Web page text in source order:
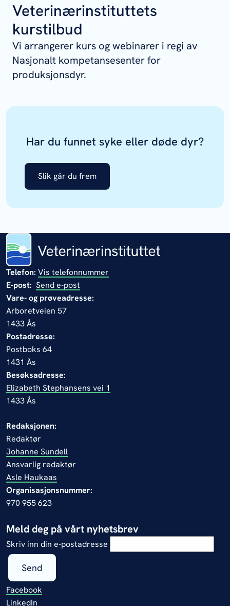
Veterinærinstituttets
kurstilbud
Vi arrangerer kurs og webinarer i regi av
Nasjonalt kompetansesenter for
produksjonsdyr.
Har du funnet syke eller døde dyr?
Slik går du frem
Telefon: Vis telefonnummer
E-post: Send e-post
Vare- og prøveadresse:
Arboretveien 57
1433 Ås
Postadresse:
Postboks 64
1431 Ås
Besøksadresse:
Elizabeth Stephansens vei 1
1433 Ås
Redaksjonen:
Redaktør
Johanne Sundell
Ansvarlig redaktør
Asle Haukaas
Organisasjonsnummer:
970 955 623
Meld deg på vårt nyhetsbrev
Skriv inn din e-postadresse
Send
Facebook
LinkedIn